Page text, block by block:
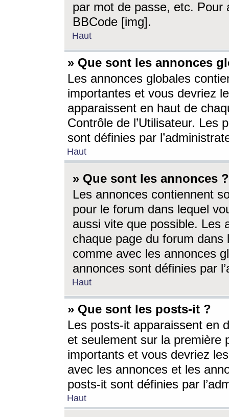
par mot de passe, etc. Pour
BBCode [img].
Haut
» Que sont les annonces
Les annonces globales
importantes et vous devriez
apparaissent en haut de
Contrôle de l’Utilisateur. Les
sont définies par
Haut
» Que sont les annonces ?
Les annonces contiennent
pour le forum dans lequel
aussi vite que possible. Les
chaque page du forum dans
comme avec les annonces
annonces sont définies par
Haut
» Que sont les posts-it ?
Les posts-it apparaissent en
et seulement sur la première
importants et vous devriez
avec les annonces et les
posts-it sont définies par
Haut